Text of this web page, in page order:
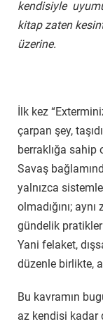
kendisiyle
kitap zaten
üzerine.
İlk kez
çarpan şey,
berraklığa sahip
Savaş
yalnızca
olmadığını;
gündelik
Yani felaket,
düzenle birlikte,
Bu kavramın
az kendisi kadar